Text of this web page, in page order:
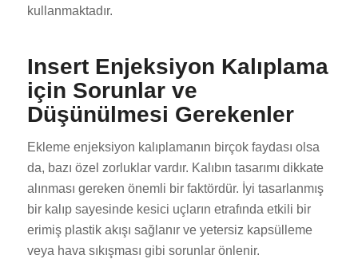
kullanmaktadır.
Insert Enjeksiyon Kalıplama
için Sorunlar ve
Düşünülmesi Gerekenler
Ekleme enjeksiyon kalıplamanın birçok faydası olsa
da, bazı özel zorluklar vardır. Kalıbın tasarımı dikkate
alınması gereken önemli bir faktördür. İyi tasarlanmış
bir kalıp sayesinde kesici uçların etrafında etkili bir
erimiş plastik akışı sağlanır ve yetersiz kapsülleme
veya hava sıkışması gibi sorunlar önlenir.